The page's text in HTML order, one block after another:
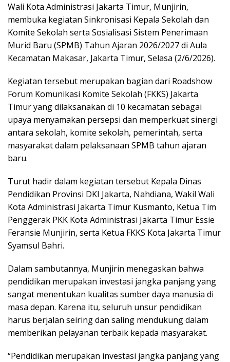
Wali Kota Administrasi Jakarta Timur, Munjirin,
membuka kegiatan Sinkronisasi Kepala Sekolah dan
Komite Sekolah serta Sosialisasi Sistem Penerimaan
Murid Baru (SPMB) Tahun Ajaran 2026/2027 di Aula
Kecamatan Makasar, Jakarta Timur, Selasa (2/6/2026).
Kegiatan tersebut merupakan bagian dari Roadshow
Forum Komunikasi Komite Sekolah (FKKS) Jakarta
Timur yang dilaksanakan di 10 kecamatan sebagai
upaya menyamakan persepsi dan memperkuat sinergi
antara sekolah, komite sekolah, pemerintah, serta
masyarakat dalam pelaksanaan SPMB tahun ajaran
baru.
Turut hadir dalam kegiatan tersebut Kepala Dinas
Pendidikan Provinsi DKI Jakarta, Nahdiana, Wakil Wali
Kota Administrasi Jakarta Timur Kusmanto, Ketua Tim
Penggerak PKK Kota Administrasi Jakarta Timur Essie
Feransie Munjirin, serta Ketua FKKS Kota Jakarta Timur
Syamsul Bahri.
Dalam sambutannya, Munjirin menegaskan bahwa
pendidikan merupakan investasi jangka panjang yang
sangat menentukan kualitas sumber daya manusia di
masa depan. Karena itu, seluruh unsur pendidikan
harus berjalan seiring dan saling mendukung dalam
memberikan pelayanan terbaik kepada masyarakat.
“Pendidikan merupakan investasi jangka panjang yang